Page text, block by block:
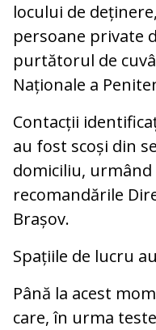
locului de
persoane private
purtătorul de
Naționale a
Contacții
au fost scoși din
domiciliu, urmând
recomandările
Brașov.
Spațiile de lucru
Până la acest
care, în urma